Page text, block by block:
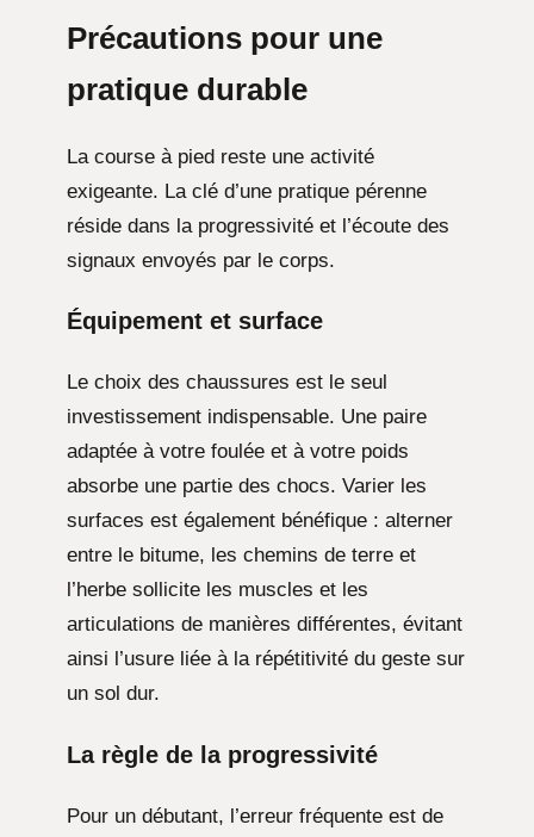
Précautions pour une
pratique durable
La course à pied reste une activité
exigeante. La clé d’une pratique pérenne
réside dans la progressivité et l’écoute des
signaux envoyés par le corps.
Équipement et surface
Le choix des chaussures est le seul
investissement indispensable. Une paire
adaptée à votre foulée et à votre poids
absorbe une partie des chocs. Varier les
surfaces est également bénéfique : alterner
entre le bitume, les chemins de terre et
l’herbe sollicite les muscles et les
articulations de manières différentes, évitant
ainsi l’usure liée à la répétitivité du geste sur
un sol dur.
La règle de la progressivité
Pour un débutant, l’erreur fréquente est de